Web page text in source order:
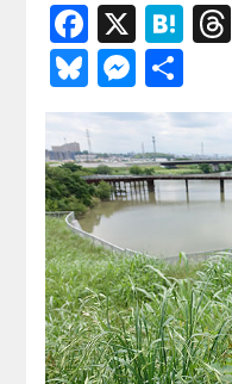
F
a
c
e
b
o
o
k
X
H
e
n
a
Bl
u
e
sk
y
M
e
ss
e
n
g
er
有